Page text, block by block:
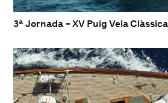
3ª Jornada – XV Puig Vela